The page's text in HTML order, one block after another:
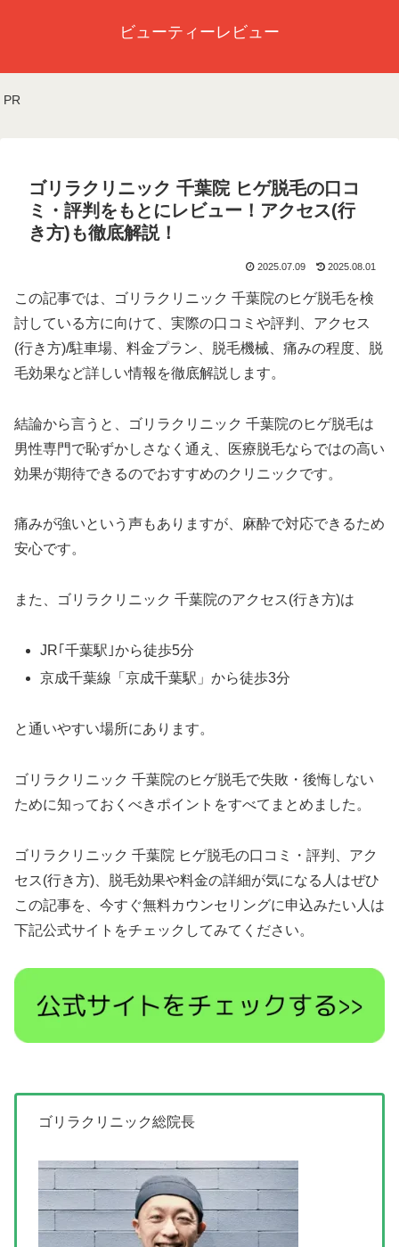
ビューティーレビュー
PR
ゴリラクリニック 千葉院 ヒゲ脱毛の口コ
ミ・評判をもとにレビュー！アクセス(行
き方)も徹底解説！
2025.07.09 2025.08.01
この記事では、ゴリラクリニック 千葉院のヒゲ脱毛を検
討している方に向けて、実際の口コミや評判、アクセス
(行き方)/駐車場、料金プラン、脱毛機械、痛みの程度、脱
毛効果など詳しい情報を徹底解説します。
結論から言うと、ゴリラクリニック 千葉院のヒゲ脱毛は
男性専門で恥ずかしさなく通え、医療脱毛ならではの高い
効果が期待できるのでおすすめのクリニックです。
痛みが強いという声もありますが、麻酔で対応できるため
安心です。
また、ゴリラクリニック 千葉院のアクセス(行き方)は
JR｢千葉駅｣から徒歩5分
京成千葉線「京成千葉駅」から徒歩3分
と通いやすい場所にあります。
ゴリラクリニック 千葉院のヒゲ脱毛で失敗・後悔しない
ために知っておくべきポイントをすべてまとめました。
ゴリラクリニック 千葉院 ヒゲ脱毛の口コミ・評判、アク
セス(行き方)、脱毛効果や料金の詳細が気になる人はぜひ
この記事を、今すぐ無料カウンセリングに申込みたい人は
下記公式サイトをチェックしてみてください。
ゴリラクリニック総院長